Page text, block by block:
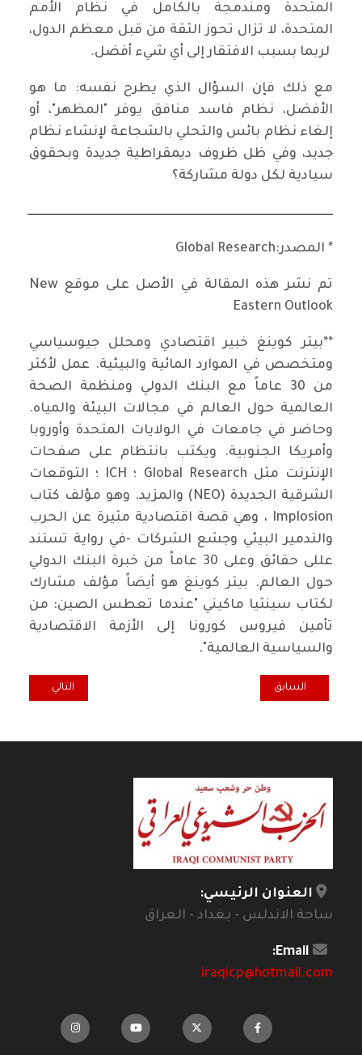
المتحدة ومندمجة بالكامل في نظام الأمم
المتحدة، لا تزال تحوز الثقة من قبل معظم الدول،
لربما بسبب الافتقار إلى أي شيء أفضل.
مع ذلك فإن السؤال الذي يطرح نفسه: ما هو
الأفضل، نظام فاسد منافق يوفر "المظهر"، أو
إلغاء نظام بائس والتحلي بالشجاعة لإنشاء نظام
جديد، وفي ظل ظروف ديمقراطية جديدة وبحقوق
سيادية لكل دولة مشاركة؟
ــــــــــــــــــــــــــــــــــــــــــــــــــــــــــــــــــــــــــــــــــــــــــــــــــــــــــــــــــــــــــــــ
* المصدر:Global Research
تم نشر هذه المقالة في الأصل على موقع New
Eastern Outlook
**بيتر كوينغ خبير اقتصادي ومحلل جيوسياسي
ومتخصص في الموارد المائية والبيئية. عمل لأكثر
من 30 عاماً مع البنك الدولي ومنظمة الصحة
العالمية حول العالم في مجالات البيئة والمياه.
وحاضر في جامعات في الولايات المتحدة وأوروبا
وأمريكا الجنوبية. ويكتب بانتظام على صفحات
الإنترنت مثل Global Research ؛ ICH ؛ التوقعات
الشرقية الجديدة (NEO) والمزيد. وهو مؤلف كتاب
Implosion ، وهي قصة اقتصادية مثيرة عن الحرب
والتدمير البيئي وجشع الشركات -في رواية تستند
عللى حقائق وعلى 30 عاماً من خبرة البنك الدولي
حول العالم. بيتر كوينغ هو أيضاً مؤلف مشارك
لكتاب سينثيا ماكيني "عندما تعطس الصين: من
تأمين فيروس كورونا إلى الأزمة الاقتصادية
والسياسية العالمية".
المقال السابق: رؤيا في مقترح التعديل الاول لقانون انتخابات مجلس
السابق المقال التالي:
التالي
العنوان الرئيسي:
ساحة الاندلس - بغداد - العراق
Email:
iraqicp@hotmail.com